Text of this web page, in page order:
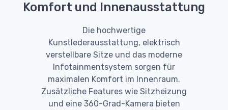
Komfort und Innenausstattung
Die hochwertige
Kunstlederausstattung, elektrisch
verstellbare Sitze und das moderne
Infotainmentsystem sorgen für
maximalen Komfort im Innenraum.
Zusätzliche Features wie Sitzheizung
und eine 360-Grad-Kamera bieten